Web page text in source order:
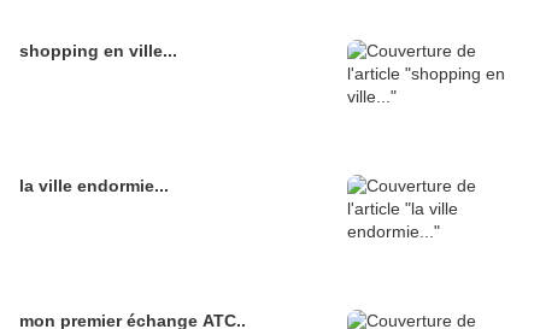
shopping en ville...
la ville endormie...
mon premier échange ATC..